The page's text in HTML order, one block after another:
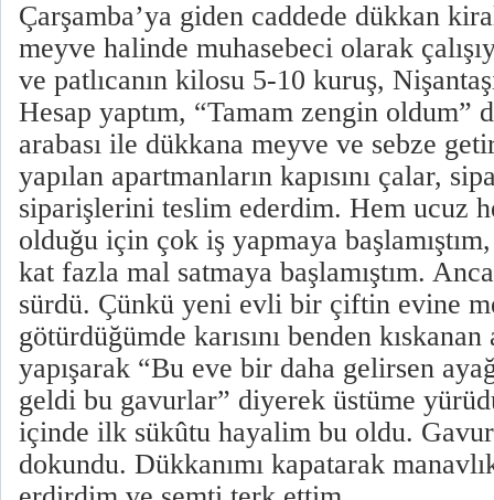
Çarşamba’ya giden caddede dükkan
meyve halinde muhasebeci olarak
ve patlıcanın kilosu 5-10 kuruş,
Hesap yaptım, “Tamam zengin oldum”
arabası ile dükkana meyve ve sebze
yapılan apartmanların kapısını çalar,
siparişlerini teslim ederdim. Hem ucuz
olduğu için çok iş yapmaya
kat fazla mal satmaya başlamıştım.
sürdü. Çünkü yeni evli bir çiftin evine
götürdüğümde karısını benden
yapışarak “Bu eve bir daha gelirsen
geldi bu gavurlar” diyerek üstüme
içinde ilk sükûtu hayalim bu oldu.
dokundu. Dükkanımı kapatarak